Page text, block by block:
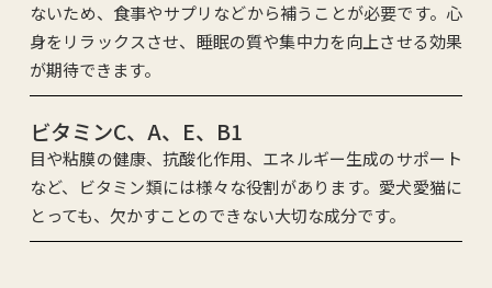
ないため、食事やサプリなどから補うことが必要です。心
身をリラックスさせ、睡眠の質や集中力を向上させる効果
が期待できます。
ビタミンC、A、E、B1
目や粘膜の健康、抗酸化作用、エネルギー生成のサポート
など、ビタミン類には様々な役割があります。愛犬愛猫に
とっても、欠かすことのできない大切な成分です。